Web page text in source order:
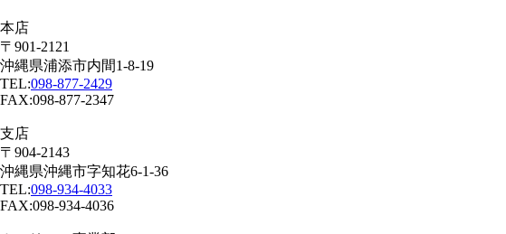
本店
〒901-2121
沖縄県浦添市内間1-8-19
TEL:098-877-2429
FAX:098-877-2347
支店
〒904-2143
沖縄県沖縄市字知花6-1-36
TEL:098-934-4033
FAX:098-934-4036